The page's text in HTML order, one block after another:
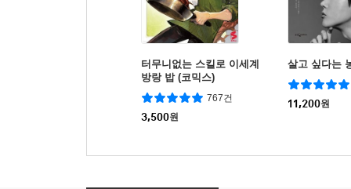
터무니없는 스킬로 이세계
방랑 밥 (코믹스)
767건
3,500원
살고 싶다는
11,200원